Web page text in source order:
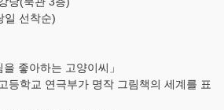
선착순)
좋아하는 고양이씨」
등학교 연극부가 명작 그림책의 세계를 표